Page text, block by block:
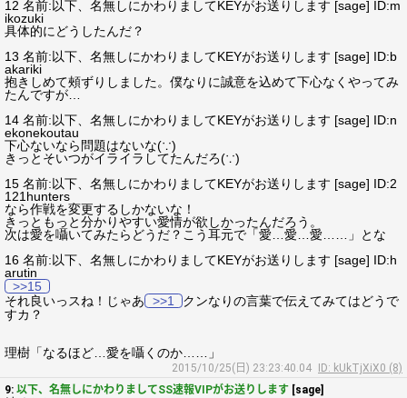
12 名前:以下、名無しにかわりましてKEYがお送りします [sage] ID:m
ikozuki
具体的にどうしたんだ？
13 名前:以下、名無しにかわりましてKEYがお送りします [sage] ID:b
akariki
抱きしめて頰ずりしました。僕なりに誠意を込めて下心なくやってみ
たんですが…
14 名前:以下、名無しにかわりましてKEYがお送りします [sage] ID:n
ekonekoutau
下心ないなら問題はないな(∵)
きっとそいつがイライラしてたんだろ(∵)
15 名前:以下、名無しにかわりましてKEYがお送りします [sage] ID:2
121hunters
なら作戦を変更するしかないな！
きっともっと分かりやすい愛情が欲しかったんだろう。
次は愛を囁いてみたらどうだ？こう耳元で「愛…愛…愛……」とな
16 名前:以下、名無しにかわりましてKEYがお送りします [sage] ID:h
arutin
>>15
それ良いっスね！じゃあ
>>1
クンなりの言葉で伝えてみてはどうで
すカ？
理樹「なるほど…愛を囁くのか……」
2015/10/25(日) 23:23:40.04
ID: kUkTjXiX0 (8)
9: 以下、名無しにかわりましてSS速報VIPがお送りします [sage]